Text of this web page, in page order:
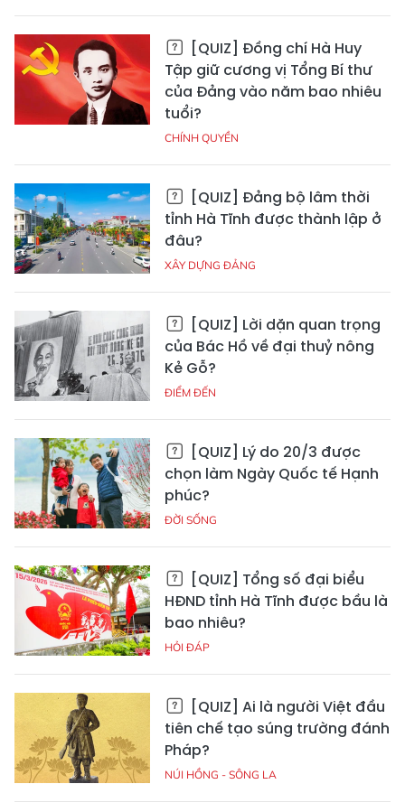
[QUIZ] Đồng chí Hà Huy
Tập giữ cương vị Tổng Bí thư
của Đảng vào năm bao nhiêu
tuổi?
CHÍNH QUYỀN
[QUIZ] Đảng bộ lâm thời
tỉnh Hà Tĩnh được thành lập ở
đâu?
XÂY DỰNG ĐẢNG
[QUIZ] Lời dặn quan trọng
của Bác Hồ về đại thuỷ nông
Kẻ Gỗ?
ĐIỂM ĐẾN
[QUIZ] Lý do 20/3 được
chọn làm Ngày Quốc tế Hạnh
phúc?
ĐỜI SỐNG
[QUIZ] Tổng số đại biểu
HĐND tỉnh Hà Tĩnh được bầu là
bao nhiêu?
HỎI ĐÁP
[QUIZ] Ai là người Việt đầu
tiên chế tạo súng trường đánh
Pháp?
NÚI HỒNG - SÔNG LA